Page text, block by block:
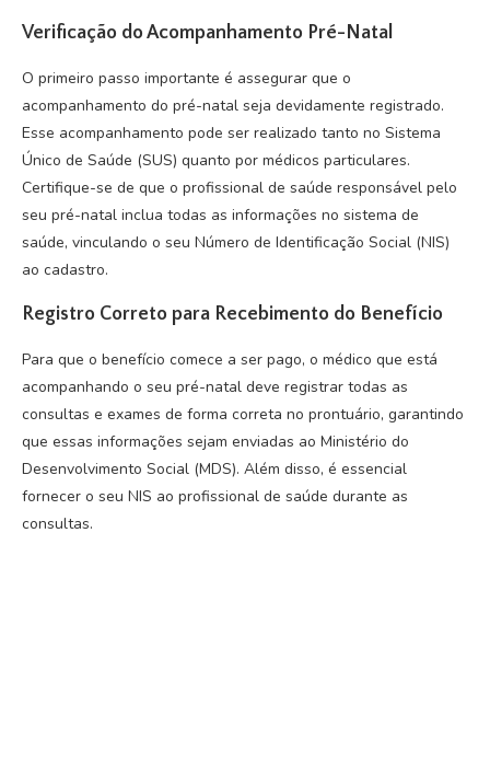
Verificação do Acompanhamento Pré-Natal
O primeiro passo importante é assegurar que o
acompanhamento do pré-natal seja devidamente registrado.
Esse acompanhamento pode ser realizado tanto no Sistema
Único de Saúde (SUS) quanto por médicos particulares.
Certifique-se de que o profissional de saúde responsável pelo
seu pré-natal inclua todas as informações no sistema de
saúde, vinculando o seu Número de Identificação Social (NIS)
ao cadastro.
Registro Correto para Recebimento do Benefício
Para que o benefício comece a ser pago, o médico que está
acompanhando o seu pré-natal deve registrar todas as
consultas e exames de forma correta no prontuário, garantindo
que essas informações sejam enviadas ao Ministério do
Desenvolvimento Social (MDS). Além disso, é essencial
fornecer o seu NIS ao profissional de saúde durante as
consultas.